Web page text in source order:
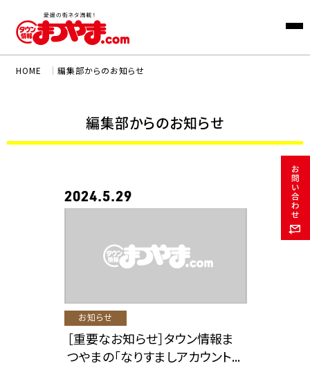
HOME ｜ 編集部からのお知らせ
編集部からのお知らせ
2024.5.29
お知らせ
［重要なお知らせ］タウン情報ま
つやまの「なりすましアカウント...